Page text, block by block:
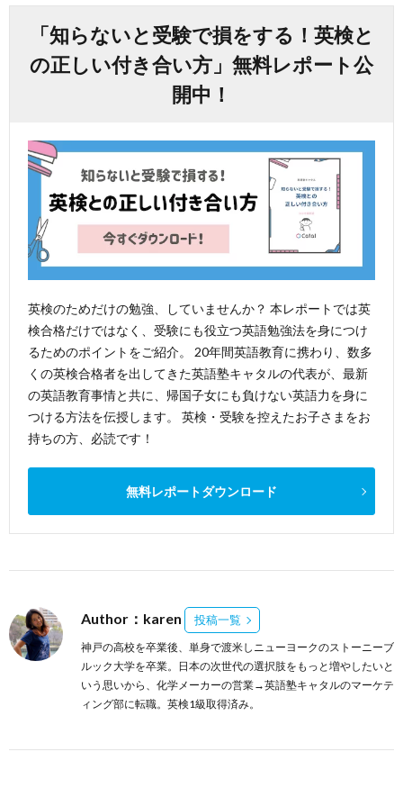
「知らないと受験で損をする！英検と
の正しい付き合い方」無料レポート公
開中！
英検のためだけの勉強、していませんか？ 本レポートでは英
検合格だけではなく、受験にも役立つ英語勉強法を身につけ
るためのポイントをご紹介。 20年間英語教育に携わり、数多
くの英検合格者を出してきた英語塾キャタルの代表が、最新
の英語教育事情と共に、帰国子女にも負けない英語力を身に
つける方法を伝授します。 英検・受験を控えたお子さまをお
持ちの方、必読です！
無料レポートダウンロード
Author：karen 投稿一覧
神戸の高校を卒業後、単身で渡米しニューヨークのストーニーブ
ルック大学を卒業。日本の次世代の選択肢をもっと増やしたいと
いう思いから、化学メーカーの営業→英語塾キャタルのマーケテ
ィング部に転職。英検1級取得済み。